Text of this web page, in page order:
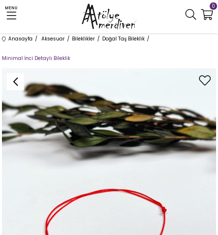
MENU 0
Anasayfa Aksesuar Bileklikler Doğal Taş Bileklik
Minimal İnci Detaylı Bileklik